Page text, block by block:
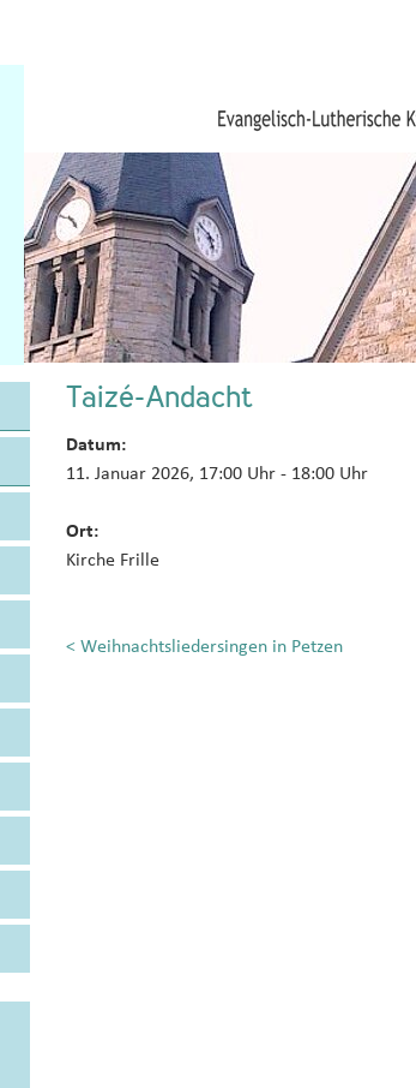
Taizé-Andacht
Datum:
11. Januar 2026, 17:00 Uhr - 18:00 Uhr
Ort:
Kirche Frille
< Weihnachtsliedersingen in Petzen